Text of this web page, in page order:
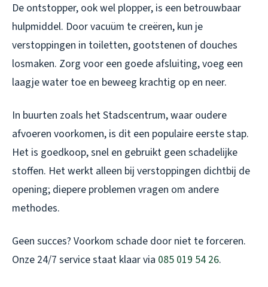
De ontstopper, ook wel plopper, is een betrouwbaar
hulpmiddel. Door vacuüm te creëren, kun je
verstoppingen in toiletten, gootstenen of douches
losmaken. Zorg voor een goede afsluiting, voeg een
laagje water toe en beweeg krachtig op en neer.
In buurten zoals het Stadscentrum, waar oudere
afvoeren voorkomen, is dit een populaire eerste stap.
Het is goedkoop, snel en gebruikt geen schadelijke
stoffen. Het werkt alleen bij verstoppingen dichtbij de
opening; diepere problemen vragen om andere
methodes.
Geen succes? Voorkom schade door niet te forceren.
Onze 24/7 service staat klaar via 085 019 54 26.